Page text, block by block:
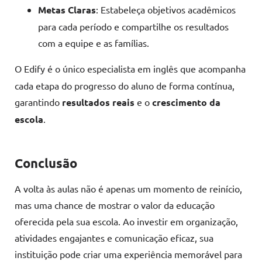
Metas Claras: Estabeleça objetivos acadêmicos
para cada período e compartilhe os resultados
com a equipe e as famílias.
O Edify é o único especialista em inglês que acompanha
cada etapa do progresso do aluno de forma contínua,
garantindo resultados reais e o crescimento da
escola.
Conclusão
A volta às aulas não é apenas um momento de reinício,
mas uma chance de mostrar o valor da educação
oferecida pela sua escola. Ao investir em organização,
atividades engajantes e comunicação eficaz, sua
instituição pode criar uma experiência memorável para